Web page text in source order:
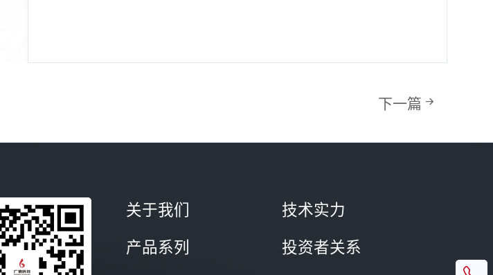
下一篇
关于我们 技术实力
产品系列 投资者关系